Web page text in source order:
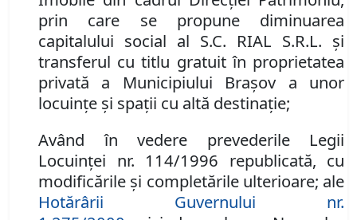
prin care se propune diminuarea
capitalului social al S.C. RIAL S.R.L. şi
transferul cu titlu gratuit în proprietatea
privată a Municipiului Braşov a unor
locuinţe şi spaţii cu altă destinaţie;
Având în vedere prevederile Legii
Locuinţei nr. 114/1996 republicată, cu
modificările şi completările ulterioare; ale
Hotărârii Guvernului nr.